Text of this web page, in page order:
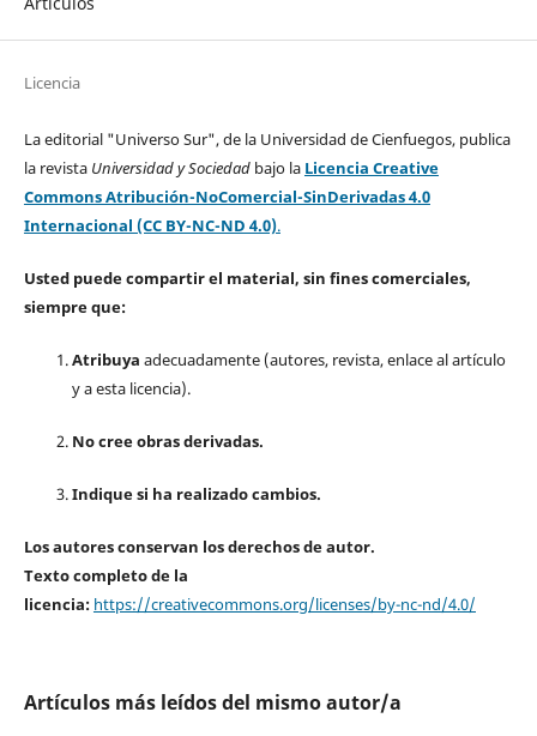
Licencia
La editorial "Universo Sur", de la Universidad de Cienfuegos, publica
la revista Universidad y Sociedad bajo la Licencia Creative
Commons Atribución-NoComercial-SinDerivadas 4.0
Internacional (CC BY-NC-ND 4.0).
Usted puede compartir el material, sin fines comerciales,
siempre que:
Atribuya adecuadamente (autores, revista, enlace al artículo
y a esta licencia).
No cree obras derivadas.
Indique si ha realizado cambios.
Los autores conservan los derechos de autor.
Texto completo de la
licencia: https://creativecommons.org/licenses/by-nc-nd/4.0/
Artículos más leídos del mismo autor/a